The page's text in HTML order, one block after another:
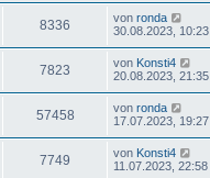
8336 von ronda
30.08.2023, 10:23
7823 von Konsti4
20.08.2023, 21:35
57458 von ronda
17.07.2023, 19:27
7749 von Konsti4
11.07.2023, 22:58